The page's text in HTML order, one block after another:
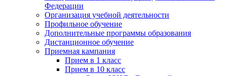
Федерации
Организация учебной деятельности
Профильное обучение
Дополнительные программы образования
Дистанционное обучение
Приемная кампания
Прием в 1 класс
Прием в 10 класс